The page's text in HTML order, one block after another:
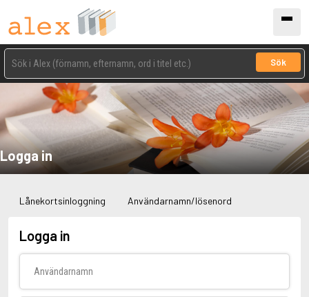
Sök
Logga in
Lånekortsinloggning Användarnamn/lösenord
Logga in